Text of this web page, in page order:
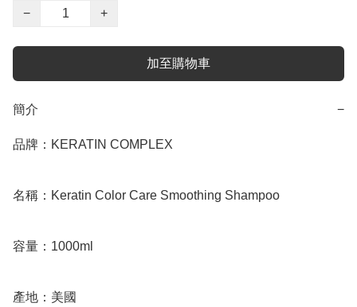
−
+
加至購物車
簡介 −
品牌：KERATIN COMPLEX
名稱：Keratin Color Care Smoothing Shampoo
容量：1000ml
產地：美國